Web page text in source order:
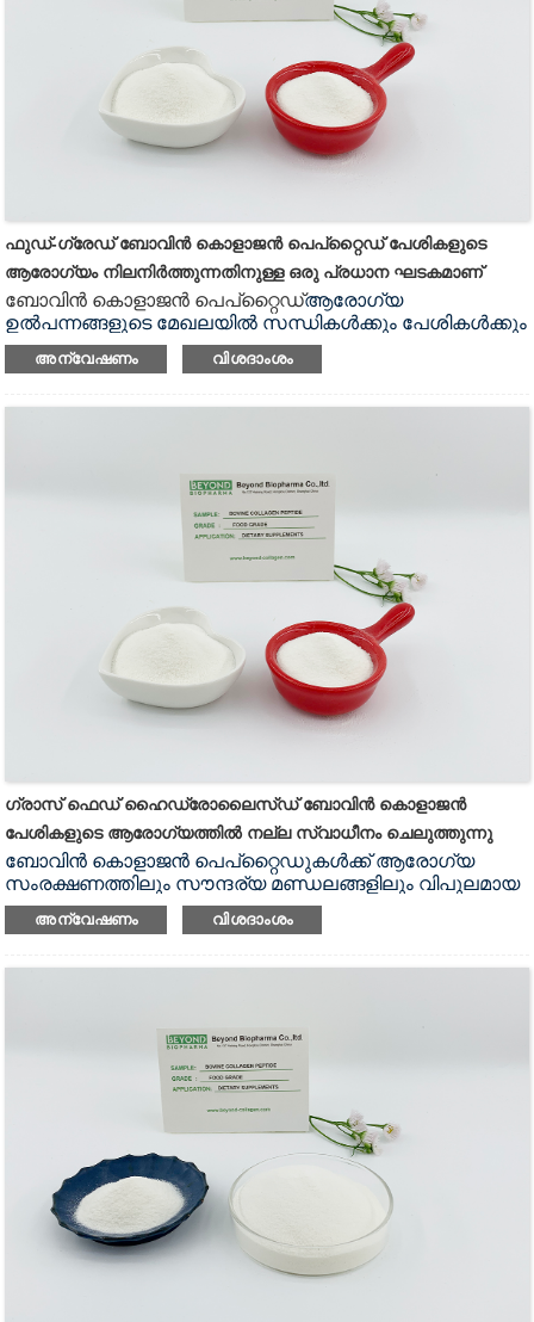
സഹായിക്കുകയും ചെയ്യും.അതേ സമയം, പേശികളുടെ
സങ്കോച ശക്തിയും സഹിഷ്ണുതയും മെച്ചപ്പെടുത്താനും ഇത്
സഹായിക്കുന്നു, ഇത് പേശികളെ കൂടുതൽ
ഒതുക്കമുള്ളതാക്കുന്നു.ഉപസംഹാരമായി, ബോവിൻ
കൊളാജൻ പെപ്റ്റൈഡുകൾ പേശികളുടെ ആരോഗ്യവും
ശക്തിയും നിലനിർത്തുന്നതിനുള്ള പ്രധാന
പോഷകങ്ങളാണ്.
ഫുഡ്-ഗ്രേഡ് ബോവിൻ കൊളാജൻ പെപ്റ്റൈഡ് പേശികളുടെ
ആരോഗ്യം നിലനിർത്തുന്നതിനുള്ള ഒരു പ്രധാന ഘടകമാണ്
ബോവിൻ കൊളാജൻ പെപ്റ്റൈഡ്ആരോഗ്യ
ഉൽപന്നങ്ങളുടെ മേഖലയിൽ സന്ധികൾക്കും പേശികൾക്കും
വളരെ പ്രധാനപ്പെട്ട അസംസ്കൃത വസ്തുക്കളിൽ ഒന്നാണ്,
കൂടാതെ ഫാർമസ്യൂട്ടിക്കൽ മേഖലയിൽ നിരവധി
ഉണ്ട്.ഫാർമസ്യൂട്ടിക്കൽ വ്യവസായത്തിൽ, ബോവിൻ
അന്വേഷിക്കുന്നു, ഇത് വിവിധ മരുന്നുകളുടെ കാരിയറായി
പുനരുജ്ജീവിപ്പിക്കുന്നതിനുമുള്ള അതിൻ്റെ സാധ്യതകൾ
ടിഷ്യൂകളുടെ വളർച്ചയെ പ്രോത്സാഹിപ്പിക്കാനും ഇതിന്
കഴിവുണ്ട്.കൂടാതെ, ചർമ്മത്തിൻ്റെ ആരോഗ്യത്തിൽ
അതിൻ്റെ ഗുണം വളരെ പ്രധാനമാണ്, ഇതിന്
ചർമ്മത്തിൻ്റെ ഇലാസ്തികത, ജലാംശം എന്നിവ
പ്രോത്സാഹിപ്പിക്കാനും ചുളിവുകൾ കുറയ്ക്കാനും കഴിയും.
അന്വേഷണം വിശദാംശം
ഗ്രാസ് ഫെഡ് ഹൈഡ്രോലൈസ്ഡ് ബോവിൻ കൊളാജൻ
പേശികളുടെ ആരോഗ്യത്തിൽ നല്ല സ്വാധീനം ചെലുത്തുന്നു
ബോവിൻ കൊളാജൻ പെപ്റ്റൈഡുകൾക്ക് ആരോഗ്യ
സംരക്ഷണത്തിലും സൗന്ദര്യ മണ്ഡലങ്ങളിലും വിപുലമായ
പ്രയോഗങ്ങളുണ്ട്.ബോവിൻ എല്ലുകളിൽ നിന്ന്
വേർതിരിച്ചെടുക്കുന്ന ഉയർന്ന മൂല്യമുള്ള പ്രോട്ടീനാണ്
പ്രോലൈൻ, ഹൈഡ്രോക്സിപ്രോലിൻ തുടങ്ങിയ വിവിധ
തന്മാത്രാ ഘടന, മനുഷ്യശരീരം എളുപ്പത്തിൽ ആഗിരണം
ചെയ്യൽ എന്നിവയുണ്ട്.ചർമ്മത്തെ പോഷിപ്പിക്കുന്നതിലും
സന്ധികളുടെ പ്രവർത്തനം മെച്ചപ്പെടുത്തുന്നതിലും
പേശികളുടെ പ്രവർത്തനം നന്നാക്കുന്നതിലും മുറിവ്
ഉണക്കുന്നതിലും പ്രതിരോധശേഷി മെച്ചപ്പെടുത്തുന്നതിലും
ബോവിൻ കൊളാജൻ പെപ്റ്റൈഡിന് ശ്രദ്ധേയമായ
ഫലങ്ങളുണ്ട്.ഇത് ചർമ്മത്തെ പോഷിപ്പിക്കുകയും ചർമ്മത്തെ
നനവുള്ളതും തിളക്കമുള്ളതുമാക്കുകയും
ചെയ്യും;തരുണാസ്ഥി ടിഷ്യുവിൻ്റെ ആൻ്റി-വെയർ
കഴിവ് വർദ്ധിപ്പിക്കുക, സന്ധി വേദന ഒഴിവാക്കുക;മുറിവ്
ഉണക്കൽ പ്രോത്സാഹിപ്പിക്കുക, വീണ്ടെടുക്കൽ പ്രക്രിയ
അന്വേഷണം വിശദാംശം